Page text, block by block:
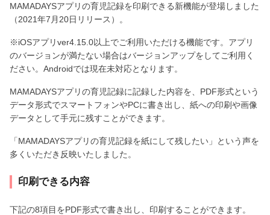
MAMADAYSアプリの育児記録を印刷できる新機能が登場しました
（2021年7月20日リリース）。
※iOSアプリver4.15.0以上でご利用いただける機能です。アプリ
のバージョンが満たない場合はバージョンアップをしてご利用く
ださい。Androidでは現在未対応となります。
MAMADAYSアプリの育児記録に記録した内容を、PDF形式という
データ形式でスマートフォンやPCに書き出し、紙への印刷や画像
データとして手元に残すことができます。
「MAMADAYSアプリの育児記録を紙にして残したい」という声を
多くいただき反映いたしました。
印刷できる内容
下記の8項目をPDF形式で書き出し、印刷することができます。